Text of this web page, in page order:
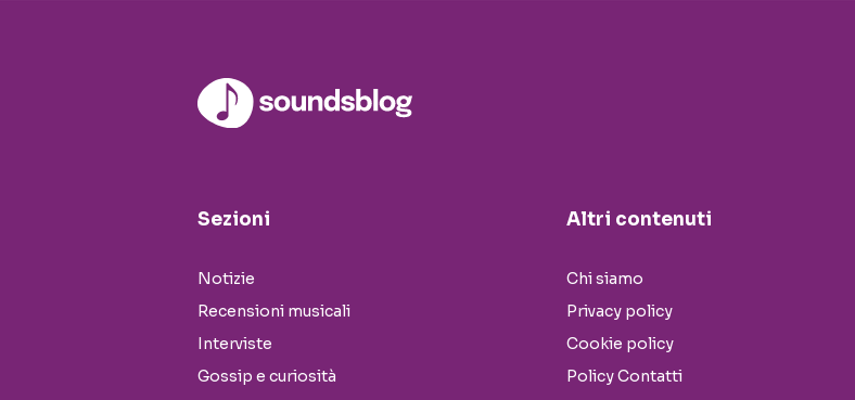
Sezioni
Notizie
Recensioni musicali
Interviste
Gossip e curiosità
Altri contenuti
Chi siamo
Privacy policy
Cookie policy
Policy Contatti